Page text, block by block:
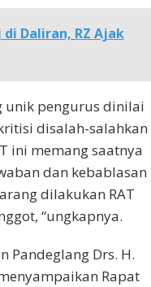
Daliran, RZ Ajak
unik pengurus dinilai
disalah-salahkan
ini memang saatnya
dan kebablasan
dilakukan RAT
“ungkapnya.
Pandeglang Drs. H.
Rapat